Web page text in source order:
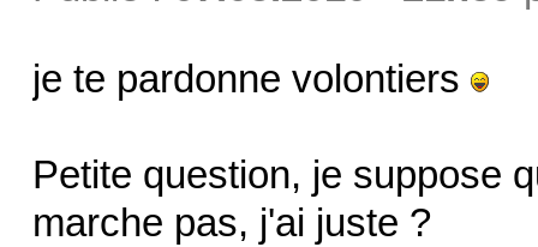
je te pardonne volontiers
Petite question, je suppose
marche pas, j'ai juste ?